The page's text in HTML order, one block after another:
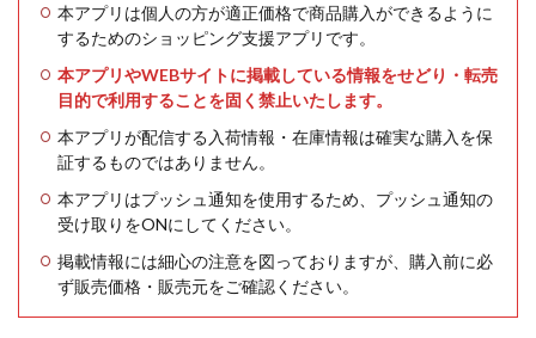
本アプリは個人の方が適正価格で商品購入ができるように
するためのショッピング支援アプリです。
本アプリやWEBサイトに掲載している情報をせどり・転売
目的で利用することを固く禁止いたします。
本アプリが配信する入荷情報・在庫情報は確実な購入を保
証するものではありません。
本アプリはプッシュ通知を使用するため、プッシュ通知の
受け取りをONにしてください。
掲載情報には細心の注意を図っておりますが、購入前に必
ず販売価格・販売元をご確認ください。